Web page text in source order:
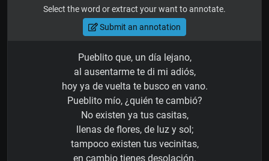
Select the word or extract your want to annotate.
Submit an annotation
Pueblito que, un día lejano,
al ausentarme te di mi adiós,
hoy ya de vuelta te busco en vano.
Pueblito mío, ¿quién te cambió?
No existen ya tus casitas,
llenas de flores, de luz y sol;
tampoco existen tus vecinitas,
en cambio tienes desolación.